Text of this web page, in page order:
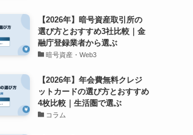
【2026年】暗号資産取引所の
選び方とおすすめ3社比較｜金
融庁登録業者から選ぶ
暗号資産・Web3
【2026年】年会費無料クレジ
ットカードの選び方とおすすめ
4枚比較｜生活圏で選ぶ
コラム